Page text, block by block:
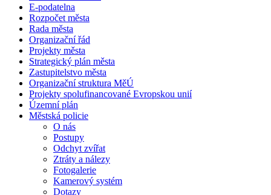
E-podatelna
Rozpočet města
Rada města
Organizační řád
Projekty města
Strategický plán města
Zastupitelstvo města
Organizační struktura MěÚ
Projekty spolufinancované Evropskou unií
Územní plán
Městská policie
O nás
Postupy
Odchyt zvířat
Ztráty a nálezy
Fotogalerie
Kamerový systém
Dotazy